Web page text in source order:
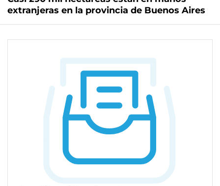
extranjeras en la provincia de Buenos Aires